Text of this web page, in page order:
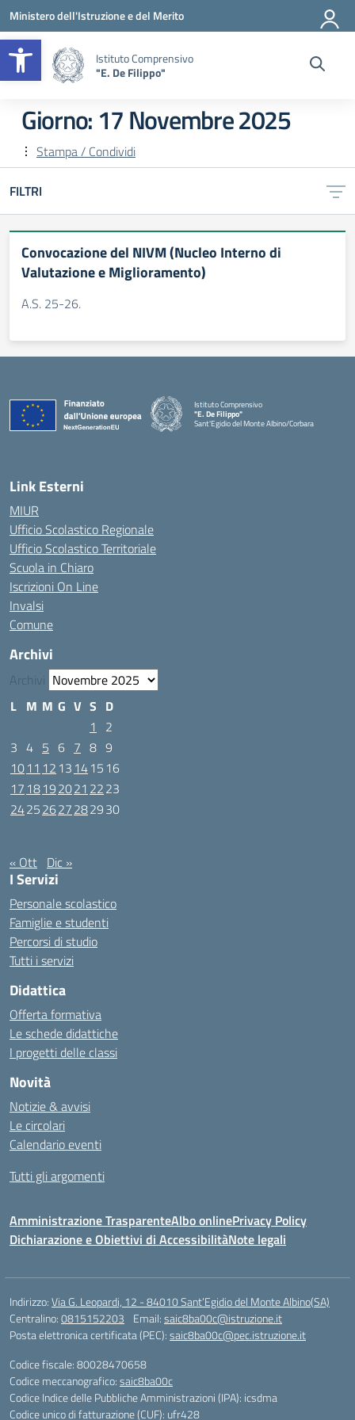
Apri la barra degli strumenti
Vai ai contenuti
Vai al menu di navigazione
Vai al footer
Ministero dell'Istruzione e del Merito
Istituto Comprensivo
"E. De Filippo"
Giorno: 17 Novembre 2025
Stampa / Condividi
FILTRI
Convocazione del NIVM (Nucleo Interno di
Valutazione e Miglioramento)
A.S. 25-26.
Istituto Comprensivo
"E. De Filippo"
Sant'Egidio del Monte Albino/Corbara
Link Esterni
MIUR
Ufficio Scolastico Regionale
Ufficio Scolastico Territoriale
Scuola in Chiaro
Iscrizioni On Line
Invalsi
Comune
Archivi
Archivi
L M M G V S D
1
2
3 4 5 6 7 8 9
1011 12 13 1415 16
17 18192021 2223
24252627282930
« Ott Dic »
I Servizi
Personale scolastico
Famiglie e studenti
Percorsi di studio
Tutti i servizi
Didattica
Offerta formativa
Le schede didattiche
I progetti delle classi
Novità
Notizie & avvisi
Le circolari
Calendario eventi
Tutti gli argomenti
Amministrazione TrasparenteAlbo onlinePrivacy Policy
Dichiarazione e Obiettivi di AccessibilitàNote legali
Indirizzo:Via G. Leopardi, 12 - 84010 Sant’Egidio del Monte Albino(SA)
Centralino:0815152203 Email:saic8ba00c@istruzione.it
Posta elettronica certificata (PEC):saic8ba00c@pec.istruzione.it
Codice fiscale: 80028470658
Codice meccanografico:saic8ba00c
Codice Indice delle Pubbliche Amministrazioni (IPA): icsdma
Codice unico di fatturazione (CUF): ufr428